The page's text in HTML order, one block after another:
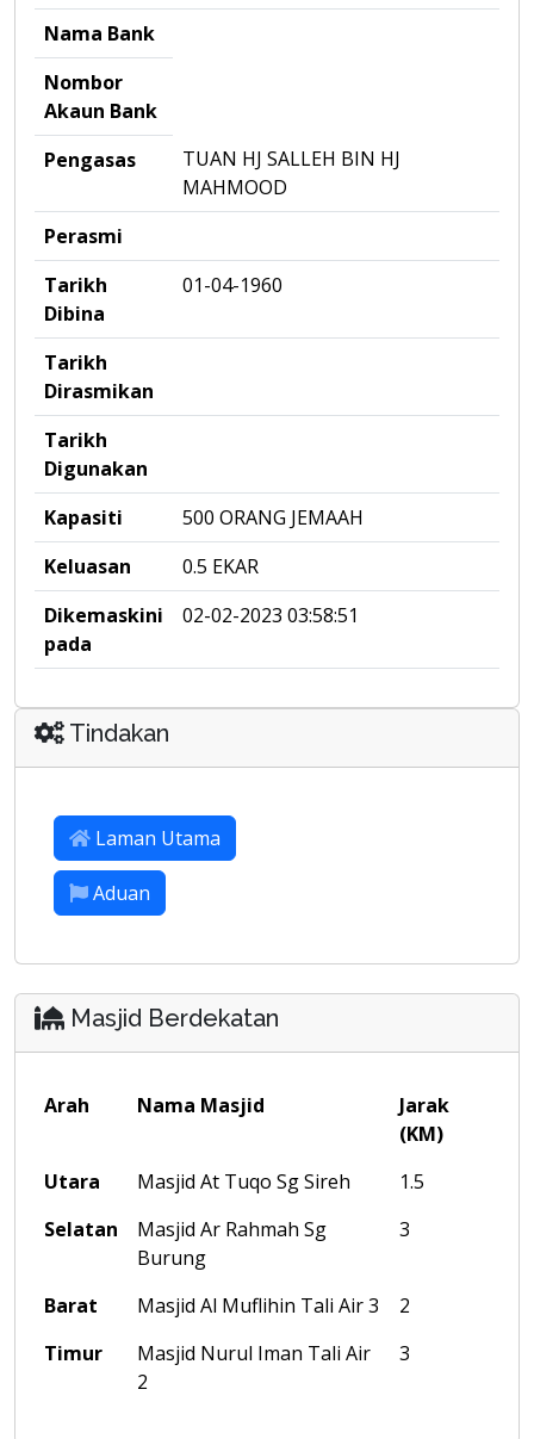
Nama Bank
Nombor
Akaun Bank
Pengasas
TUAN HJ SALLEH BIN HJ
MAHMOOD
Perasmi
Tarikh
Dibina
01-04-1960
Tarikh
Dirasmikan
Tarikh
Digunakan
Kapasiti
500 ORANG JEMAAH
Keluasan
0.5 EKAR
Dikemaskini
pada
02-02-2023 03:58:51
Tindakan
Laman Utama
Aduan
Masjid Berdekatan
Arah Nama Masjid
Jarak
(KM)
Utara
Masjid At Tuqo Sg Sireh
1.5
Selatan
Masjid Ar Rahmah Sg
Burung
3
Barat Masjid Al Muflihin Tali Air 3
2
Timur
Masjid Nurul Iman Tali Air
2
3